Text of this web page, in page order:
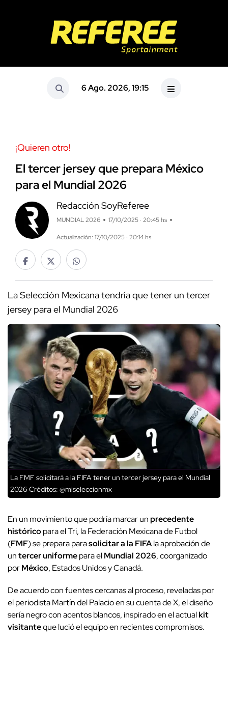
6 Ago. 2026, 19:15
¡Quieren otro!
El tercer jersey que prepara México
para el Mundial 2026
Redacción SoyReferee
MUNDIAL 2026 17/10/2025 · 20:45 hs
Actualización: 17/10/2025 · 20:14 hs
La Selección Mexicana tendría que tener un tercer
jersey para el Mundial 2026
La FMF solicitará a la FIFA tener un tercer jersey para el Mundial
2026 Créditos: @miseleccionmx
En un movimiento que podría marcar unprecedente
históricopara el Tri, la Federación Mexicana de Futbol
(FMF) se prepara parasolicitar a la FIFAla aprobación de
untercer uniformepara elMundial 2026, coorganizado
porMéxico, Estados Unidos y Canadá.
De acuerdo con fuentes cercanas al proceso, reveladas por
el periodista Martín del Palacio en su cuenta de X, el diseño
sería negro con acentos blancos, inspirado en el actualkit
visitanteque lució el equipo en recientes compromisos.